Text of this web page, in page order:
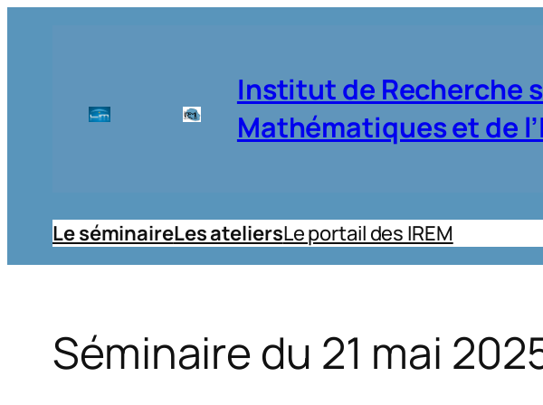
Institut de Recherche
Mathématiques et de
Le séminaireLes ateliersLe portail des IREM
Séminaire du 21 mai